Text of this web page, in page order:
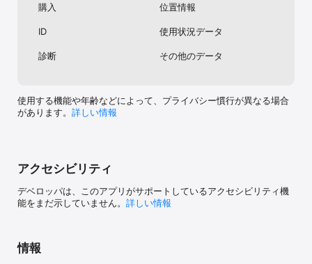
購入
位置情報
ID 使用状況データ
診断 その他のデータ
使用する機能や年齢などによって、プライバシー慣行が異なる場合
があります。 詳しい情報
アクセシビリティ
デベロッパは、このアプリがサポートしているアクセシビリティ機
能をまだ示していません。 詳しい情報
情報